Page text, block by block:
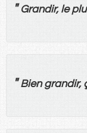
" Grandir, le
" Bien grandir,